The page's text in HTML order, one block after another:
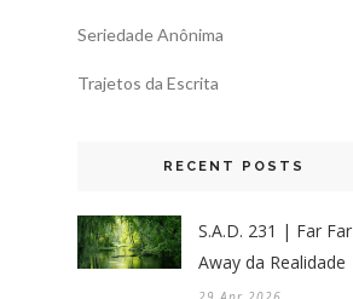
Seriedade Anônima
Trajetos da Escrita
RECENT POSTS
S.A.D. 231 | Far Far
Away da Realidade